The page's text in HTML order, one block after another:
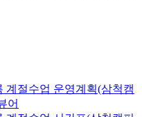
계절수업 운영계획(삼척캠
어